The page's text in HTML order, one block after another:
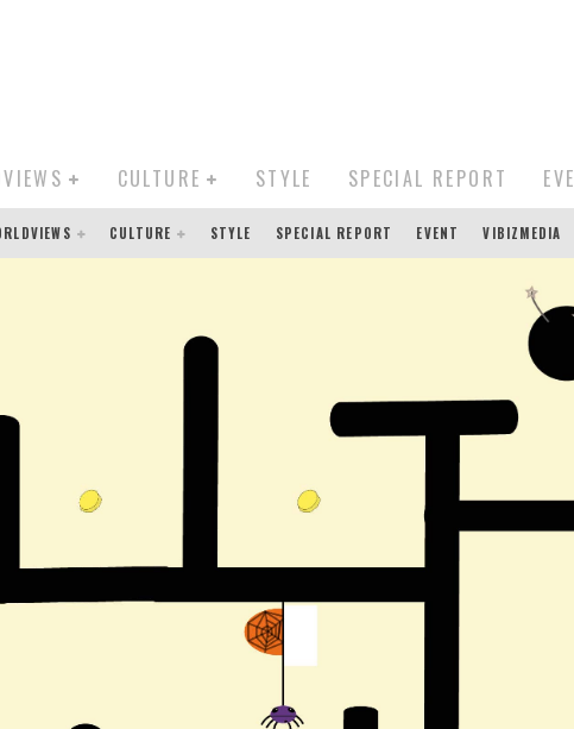
CULTURE STYLE SPECIAL REPORT
CULTURE STYLE SPECIAL REPORT EVENT VIBIZMEDIA